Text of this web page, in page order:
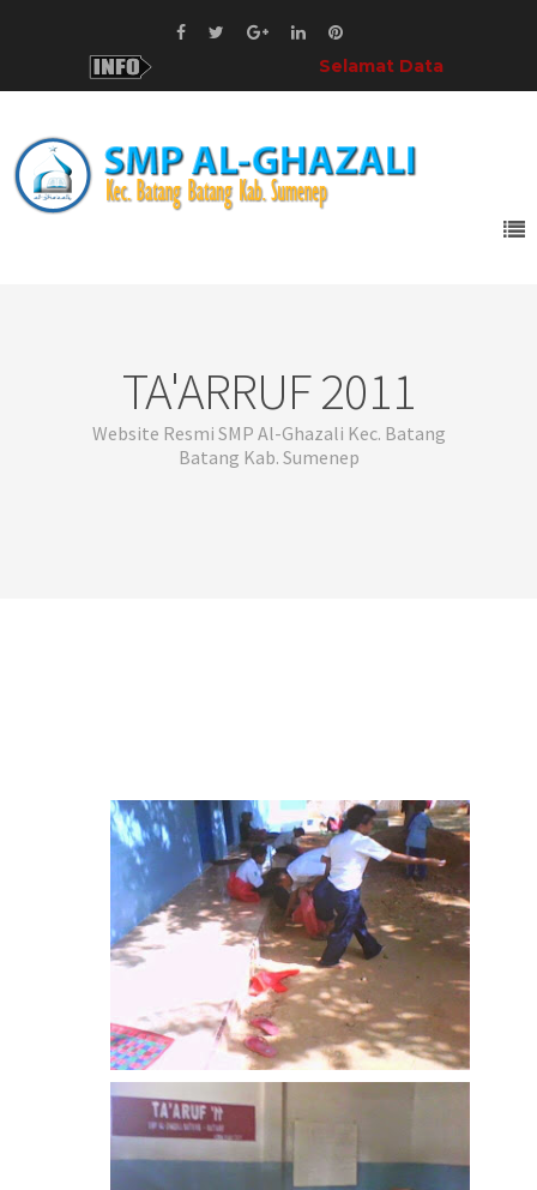
Selamat Datang! di SMP Al-
TA'ARRUF 2011
Website Resmi SMP Al-Ghazali Kec. Batang
Batang Kab. Sumenep